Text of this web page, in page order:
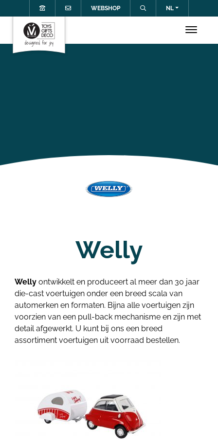
WEBSHOP NL
Welly
Welly ontwikkelt en produceert al meer dan 30 jaar
die-cast voertuigen onder een breed scala van
automerken en formaten. Bijna alle voertuigen zijn
voorzien van een pull-back mechanisme en zijn met
detail afgewerkt. U kunt bij ons een breed
assortiment voertuigen uit voorraad bestellen.